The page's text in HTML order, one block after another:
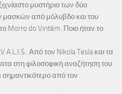
μυστήριο των δύο
μασκών από μόλυβδο και του
Morro do Vintém. Ποιο ήταν το
Από τον Nikola Tesla και τα
στη φιλοσοφική αναζήτηση του
σημαντικότερο από τον